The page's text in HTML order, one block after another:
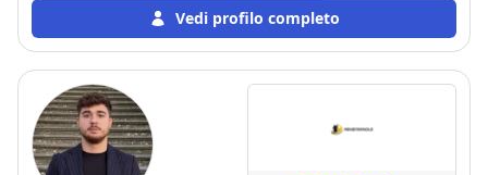
Vedi profilo completo